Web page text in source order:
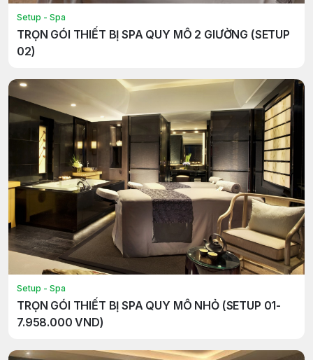
Setup - Spa
TRỌN GÓI THIẾT BỊ SPA QUY MÔ 2 GIƯỜNG (SETUP
02)
Setup - Spa
TRỌN GÓI THIẾT BỊ SPA QUY MÔ NHỎ (SETUP 01-
7.958.000 VND)